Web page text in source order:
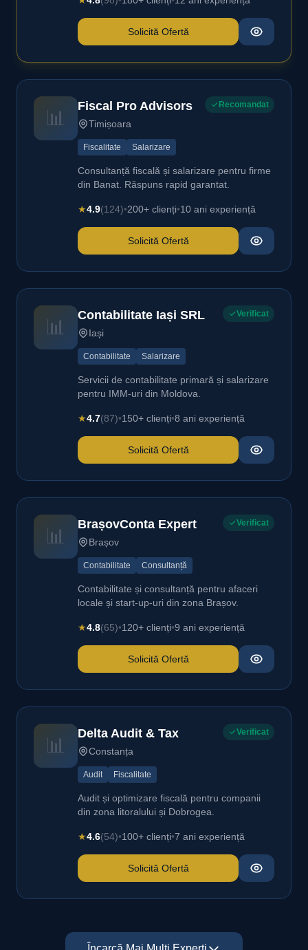
Solicită Ofertă
📊
Fiscal Pro Advisors
Timișoara
Recomandat
Fiscalitate Salarizare
Consultanță fiscală și salarizare pentru firme
din Banat. Răspuns rapid garantat.
★4.9(124)•200+ clienți•10 ani experiență
Solicită Ofertă
📊
Contabilitate Iași SRL
Iași
Verificat
Contabilitate Salarizare
Servicii de contabilitate primară și salarizare
pentru IMM-uri din Moldova.
★4.7(87)•150+ clienți•8 ani experiență
Solicită Ofertă
📊
BrașovConta Expert
Brașov
Verificat
Contabilitate Consultanță
Contabilitate și consultanță pentru afaceri
locale și start-up-uri din zona Brașov.
★4.8(65)•120+ clienți•9 ani experiență
Solicită Ofertă
📊
Delta Audit & Tax
Constanța
Verificat
Audit Fiscalitate
Audit și optimizare fiscală pentru companii
din zona litoralului și Dobrogea.
★4.6(54)•100+ clienți•7 ani experiență
Solicită Ofertă